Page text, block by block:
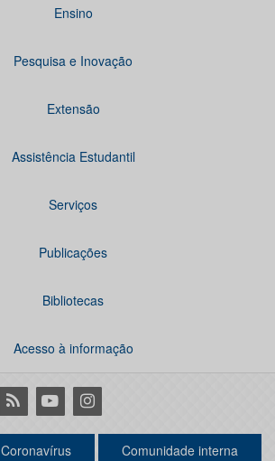
Ensino
Pesquisa e Inovação
Extensão
Assistência Estudantil
Serviços
Publicações
Bibliotecas
Acesso à informação
RSS YoutubeInstagram
Coronavírus Comunidade interna